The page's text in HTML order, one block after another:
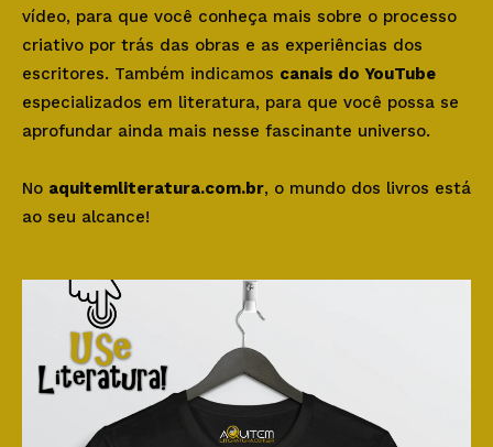
vídeo, para que você conheça mais sobre o processo
criativo por trás das obras e as experiências dos
escritores. Também indicamos canais do YouTube
especializados em literatura, para que você possa se
aprofundar ainda mais nesse fascinante universo.
No aquitemliteratura.com.br, o mundo dos livros está
ao seu alcance!